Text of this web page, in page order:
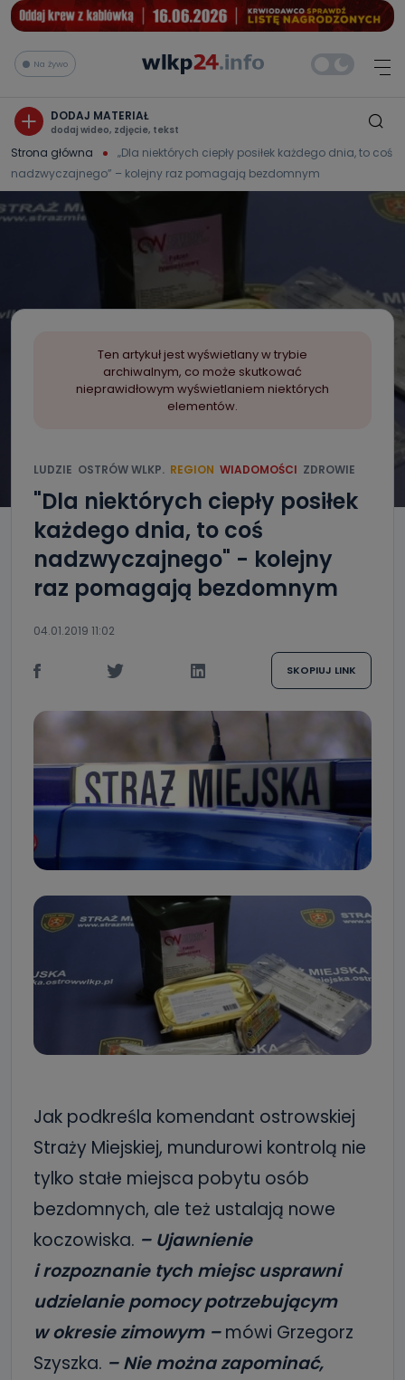
Na żywo
DODAJ MATERIAŁ
dodaj wideo, zdjęcie, tekst
Strona główna
„Dla niektórych ciepły posiłek każdego dnia, to coś
nadzwyczajnego” – kolejny raz pomagają bezdomnym
Ten artykuł jest wyświetlany w trybie
archiwalnym, co może skutkować
nieprawidłowym wyświetlaniem niektórych
elementów.
LUDZIE OSTRÓW WLKP. REGION WIADOMOŚCI ZDROWIE
"Dla niektórych ciepły posiłek
każdego dnia, to coś
nadzwyczajnego" - kolejny
raz pomagają bezdomnym
04.01.2019 11:02
SKOPIUJ LINK
Jak podkreśla komendant ostrowskiej
Straży Miejskiej, mundurowi kontrolą nie
tylko stałe miejsca pobytu osób
bezdomnych, ale też ustalają nowe
koczowiska. – Ujawnienie
i rozpoznanie tych miejsc usprawni
udzielanie pomocy potrzebującym
w okresie zimowym –mówi Grzegorz
Szyszka. – Nie można zapominać,